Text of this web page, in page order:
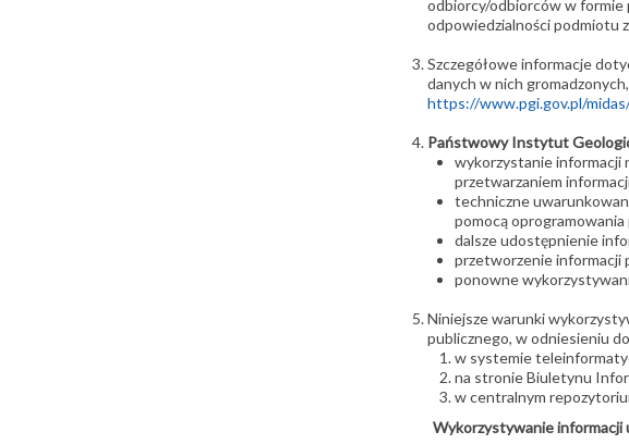
odbiorcy/odbiorców w formie
odpowiedzialności podmiotu
Szczegółowe informacje
danych w nich
https://www.pgi.gov.pl/
Państwowy Instytut
wykorzystanie informacji
przetwarzaniem
techniczne
pomocą
dalsze udostępnienie
przetworzenie informacji
ponowne
Niniejsze warunki
publicznego, w odniesieniu
w systemie
na stronie Biuletynu
w centralnym
Wykorzystywanie informacji